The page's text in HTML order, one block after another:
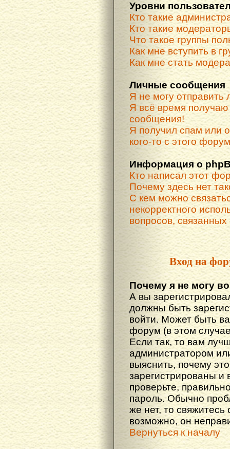
Уровни
Кто такие
Кто такие
Что такое группы
Как мне вступить в
Как мне стать
Личные сообщения
Я не могу
Я всё время
сообщения!
Я получил спам или
кого-то с этого
Информация о
Кто написал этот
Почему здесь нет
С кем можно
некорректного
вопросов,
Вход на
Почему я не могу
А вы
должны быть
войти. Может быть
форум (в этом
Если так, то вам
администратором
выяснить, почему
зарегистрированы и
проверьте,
пароль. Обычно
же нет, то
возможно, он
Вернуться к началу